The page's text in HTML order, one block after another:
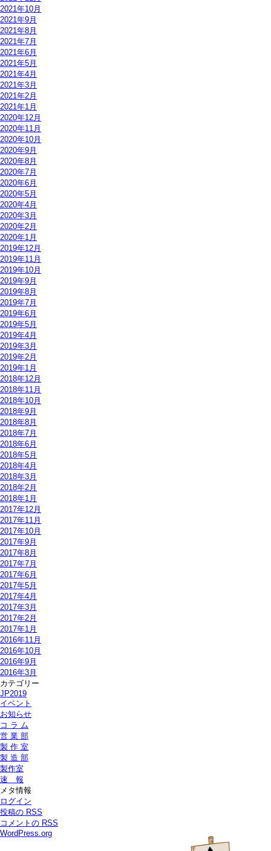
2021年10月
2021年9月
2021年8月
2021年7月
2021年6月
2021年5月
2021年4月
2021年3月
2021年2月
2021年1月
2020年12月
2020年11月
2020年10月
2020年9月
2020年8月
2020年7月
2020年6月
2020年5月
2020年4月
2020年3月
2020年2月
2020年1月
2019年12月
2019年11月
2019年10月
2019年9月
2019年8月
2019年7月
2019年6月
2019年5月
2019年4月
2019年3月
2019年2月
2019年1月
2018年12月
2018年11月
2018年10月
2018年9月
2018年8月
2018年7月
2018年6月
2018年5月
2018年4月
2018年3月
2018年2月
2018年1月
2017年12月
2017年11月
2017年10月
2017年9月
2017年8月
2017年7月
2017年6月
2017年5月
2017年4月
2017年3月
2017年2月
2017年1月
2016年11月
2016年10月
2016年9月
2016年3月
カテゴリー
JP2019
イベント
お知らせ
コ ラ ム
営 業 部
製 作 室
製 造 部
製作室
速 報
メタ情報
ログイン
投稿の RSS
コメントの RSS
WordPress.org